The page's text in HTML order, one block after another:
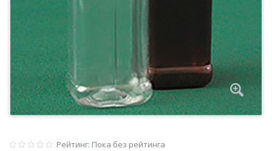
Рейтинг: Пока без рейтинга